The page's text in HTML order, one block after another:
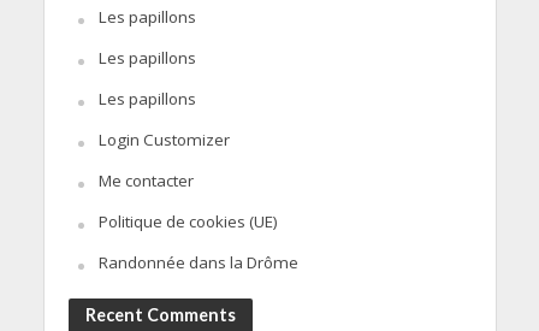
Les papillons
Les papillons
Les papillons
Login Customizer
Me contacter
Politique de cookies (UE)
Randonnée dans la Drôme
Recent Comments